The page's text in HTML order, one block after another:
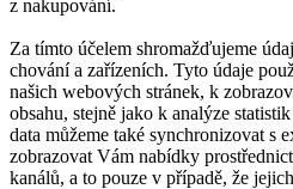
z nakupování.
Za tímto účelem shromažďujeme
chování a zařízeních. Tyto údaje
našich webových stránek, k
obsahu, stejně jako k analýze
data můžeme také synchronizovat s
zobrazovat Vám nabídky
kanálů, a to pouze v případě, že